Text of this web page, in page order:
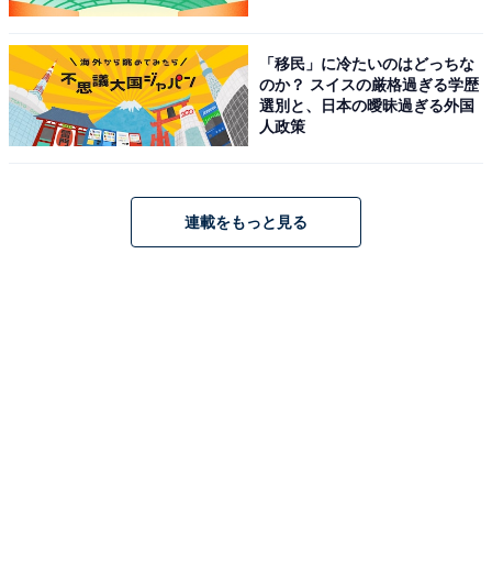
アクセス・料金・宿泊情報は？
所在地：和歌山県和歌山市加太142
「移民」に冷たいのはどっちな
のか？ スイスの厳格過ぎる学歴
選別と、日本の曖昧過ぎる外国
人政策
連載をもっと見る